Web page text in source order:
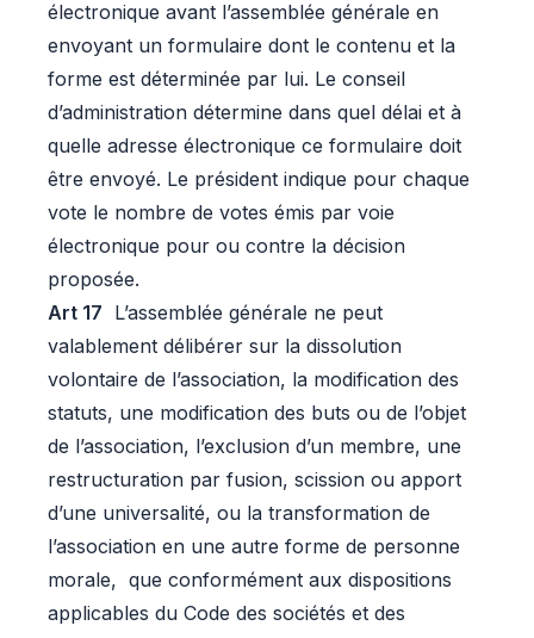
électronique avant l’assemblée générale en
envoyant un formulaire dont le contenu et la
forme est déterminée par lui. Le conseil
d’administration détermine dans quel délai et à
quelle adresse électronique ce formulaire doit
être envoyé. Le président indique pour chaque
vote le nombre de votes émis par voie
électronique pour ou contre la décision
proposée.
Art 17 L’assemblée générale ne peut
valablement délibérer sur la dissolution
volontaire de l’association, la modification des
statuts, une modification des buts ou de l’objet
de l’association, l’exclusion d’un membre, une
restructuration par fusion, scission ou apport
d’une universalité, ou la transformation de
l’association en une autre forme de personne
morale, que conformément aux dispositions
applicables du Code des sociétés et des